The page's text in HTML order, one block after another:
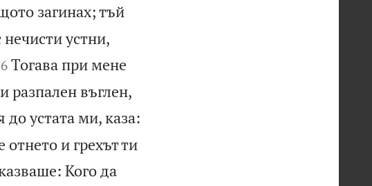
загинах; тъй
устни,

6 Тогава при мене
разпален въглен,
до устата ми, каза:
отнето и грехът ти
Кого да